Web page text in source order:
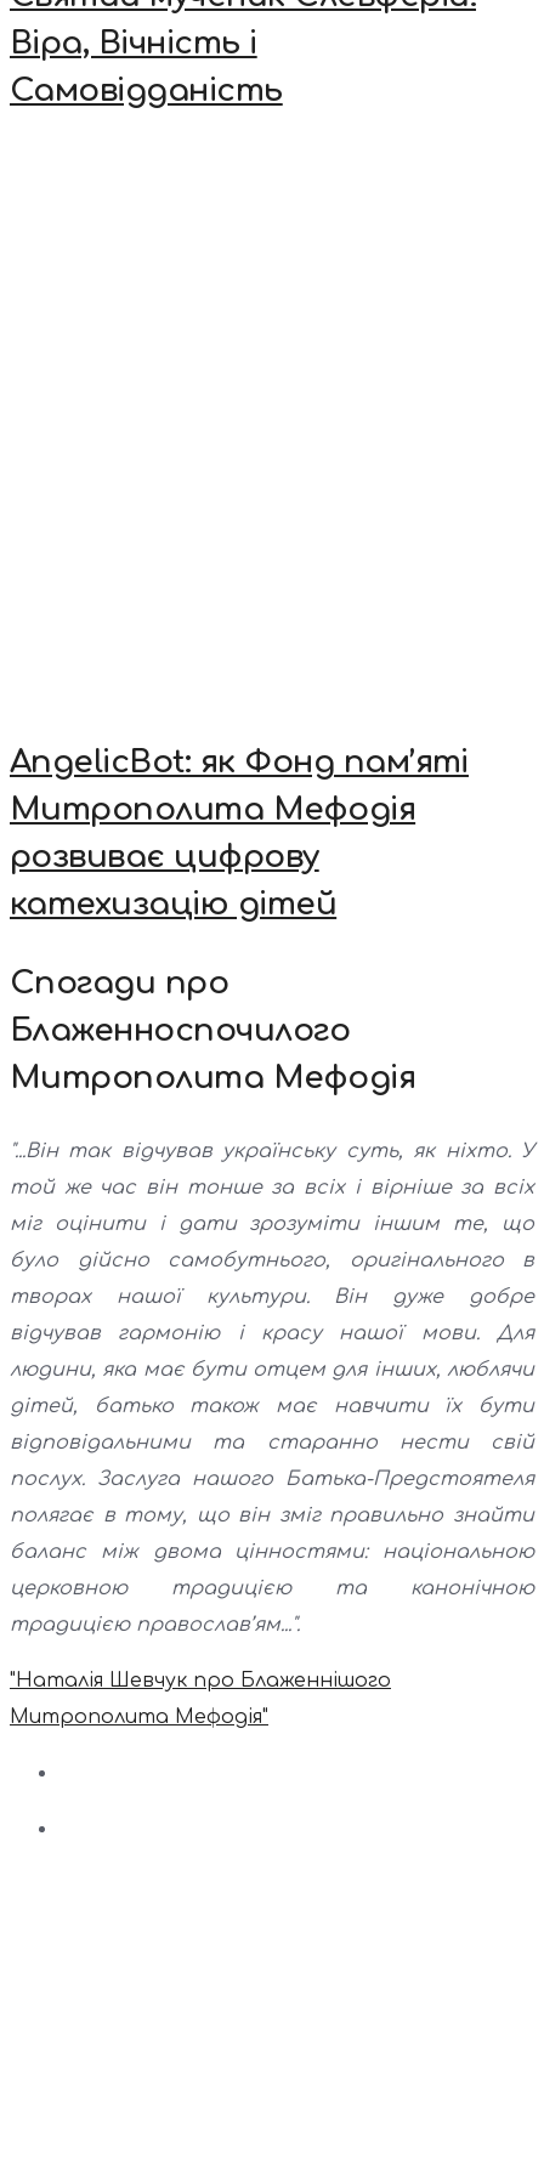
Віра, Вічність і
Самовідданість
AngelicBot: як Фонд пам’яті
Митрополита Мефодія
розвиває цифрову
катехизацію дітей
Спогади про
Блаженноспочилого
Митрополита Мефодія
"...Він так відчував українську суть, як ніхто. У
той же час він тонше за всіх і вірніше за всіх
міг оцінити і дати зрозуміти іншим те, що
було дійсно самобутнього, оригінального в
творах нашої культури. Він дуже добре
відчував гармонію і красу нашої мови. Для
людини, яка має бути отцем для інших, люблячи
дітей, батько також має навчити їх бути
відповідальними та старанно нести свій
послух. Заслуга нашого Батька-Предстоятеля
полягає в тому, що він зміг правильно знайти
баланс між двома цінностями: національною
церковною традицією та канонічною
традицією православ’ям...".
"Наталія Шевчук про Блаженнішого
Митрополита Мефодія"